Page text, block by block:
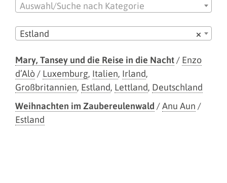
Auswahl/Suche nach Kategorie
×
Estland
Mary, Tansey und die Reise in die Nacht/ Enzo
d’Alò/ Luxemburg, Italien, Irland,
Großbritannien, Estland, Lettland, Deutschland
Weihnachten im Zaubereulenwald /Anu Aun /
Estland